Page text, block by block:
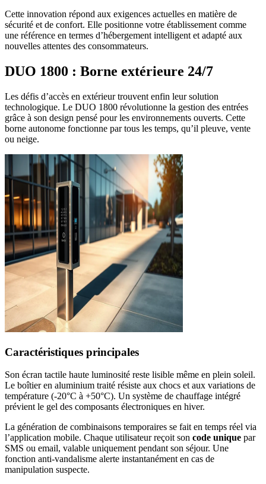
Cette innovation répond aux exigences actuelles en matière de
sécurité et de confort. Elle positionne votre établissement comme
une référence en termes d’hébergement intelligent et adapté aux
nouvelles attentes des consommateurs.
DUO 1800 : Borne extérieure 24/7
Les défis d’accès en extérieur trouvent enfin leur solution
technologique. Le DUO 1800 révolutionne la gestion des entrées
grâce à son design pensé pour les environnements ouverts. Cette
borne autonome fonctionne par tous les temps, qu’il pleuve, vente
ou neige.
Caractéristiques principales
Son écran tactile haute luminosité reste lisible même en plein soleil.
Le boîtier en aluminium traité résiste aux chocs et aux variations de
température (-20°C à +50°C). Un système de chauffage intégré
prévient le gel des composants électroniques en hiver.
La génération de combinaisons temporaires se fait en temps réel via
l’application mobile. Chaque utilisateur reçoit son code unique par
SMS ou email, valable uniquement pendant son séjour. Une
fonction anti-vandalisme alerte instantanément en cas de
manipulation suspecte.